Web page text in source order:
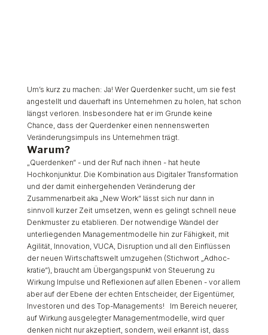
Um’s kurz zu machen: Ja! Wer Querdenker sucht, um sie fest
angestellt und dauerhaft ins Unternehmen zu holen, hat schon
längst verloren. Insbesondere hat er im Grunde keine
Chance, dass der Querdenker einen nennenswerten
Veränderungsimpuls ins Unternehmen trägt.
Warum?
„Querdenken“ - und der Ruf nach ihnen - hat heute
Hochkonjunktur. Die Kombination aus Digitaler Transformation
und der damit einhergehenden Veränderung der
Zusammenarbeit aka „New Work“ lässt sich nur dann in
sinnvoll kurzer Zeit umsetzen, wenn es gelingt schnell neue
Denkmuster zu etablieren. Der notwendige Wandel der
unterliegenden Managementmodelle hin zur Fähigkeit, mit
Agilität, Innovation, VUCA, Disruption und all den Einflüssen
der neuen Wirtschaftswelt umzugehen (Stichwort „Adhoc-
kratie“), braucht am Übergangspunkt von Steuerung zu
Wirkung Impulse und Reflexionen auf allen Ebenen - vor allem
aber auf der Ebene der echten Entscheider, der Eigentümer,
Investoren und des Top-Managements! Im Bereich neuerer,
auf Wirkung ausgelegter Managementmodelle, wird quer
denken nicht nur akzeptiert, sondern, weil erkannt ist, dass